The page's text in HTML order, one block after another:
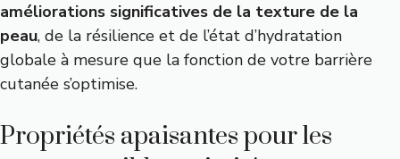
améliorations significatives de la texture de la
peau, de la résilience et de l’état d’hydratation
globale à mesure que la fonction de votre barrière
cutanée s’optimise.
Propriétés apaisantes pour les